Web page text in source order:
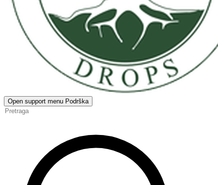
Open support menu Podrška